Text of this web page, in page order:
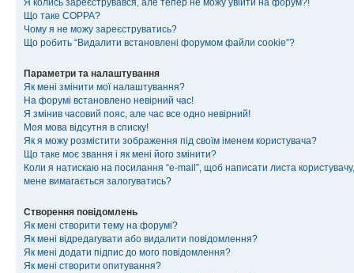
Я колись зареєструвався, але тепер не можу увійти на форум?!
Що таке COPPA?
Чому я не можу зареєструватись?
Що робить “Видалити встановлені форумом файли cookie”?
Параметри та налаштування
Як мені змінити мої налаштування?
На форумі встановлено невірний час!
Я змінив часовий пояс, але час все одно невірний!
Моя мова відсутня в списку!
Як я можу розмістити зображення під своїм іменем користувача?
Що таке моє звання і як мені його змінити?
Коли я натискаю на посилання “e-mail”, щоб написати листа користувачу,
мене вимагається залогуватись?
Створення повідомлень
Як мені створити тему на форумі?
Як мені відредагувати або видалити повідомлення?
Як мені додати підпис до мого повідомлення?
Як мені створити опитування?